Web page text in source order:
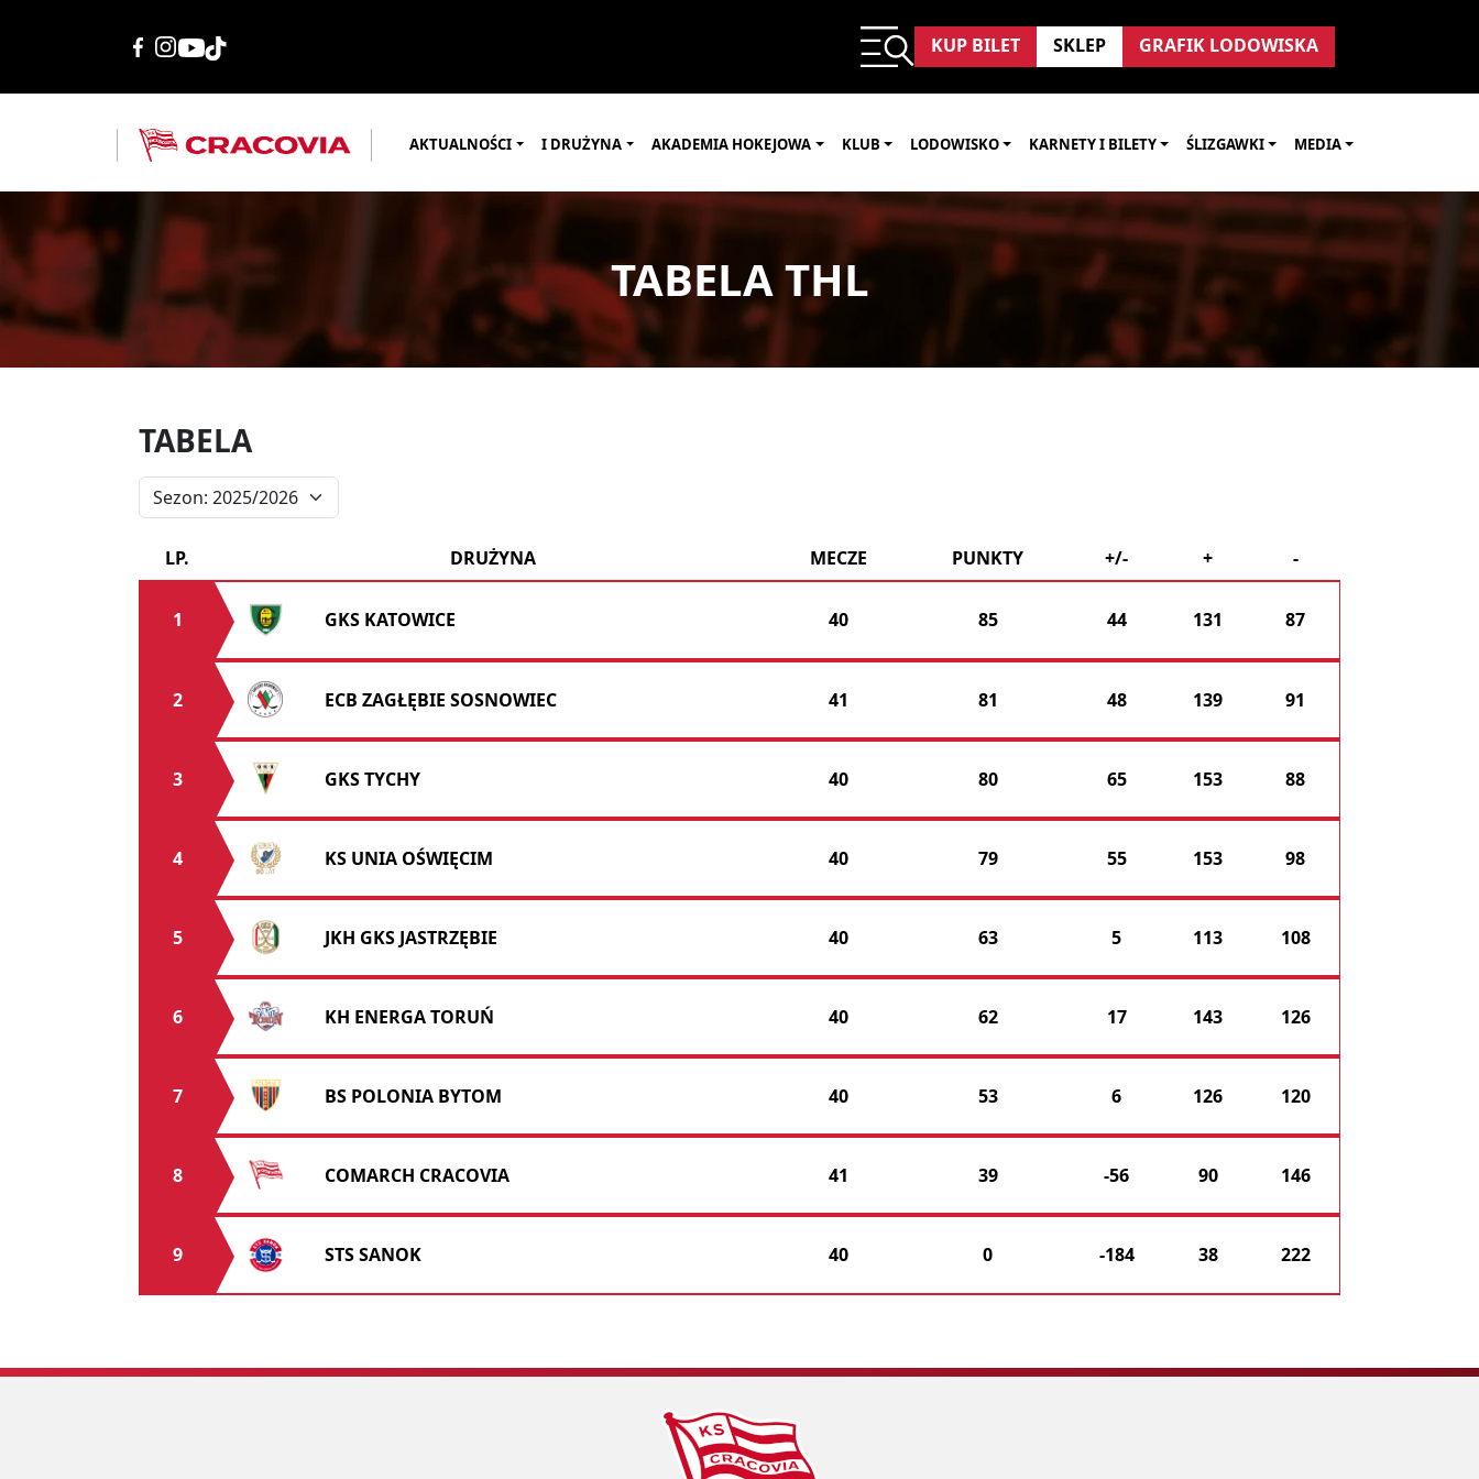
KUP BILET SKLEP GRAFIK LODOWISKA
AKTUALNOŚCI I DRUŻYNA AKADEMIA HOKEJOWA KLUB LODOWISKO KARNETY I BILETY ŚLIZGAWKI MEDIA
TABELA THL
TABELA
LP. DRUŻYNA MECZE PUNKTY +/- + -
1 GKS KATOWICE 40 85 44 131 87
2 ECB ZAGŁĘBIE SOSNOWIEC 41 81 48 139 91
3 GKS TYCHY 40 80 65 153 88
4 KS UNIA OŚWIĘCIM 40 79 55 153 98
5 JKH GKS JASTRZĘBIE 40 63 5 113 108
6 KH ENERGA TORUŃ 40 62 17 143 126
7 BS POLONIA BYTOM 40 53 6 126 120
8 COMARCH CRACOVIA 41 39 -56 90 146
9 STS SANOK 40 0 -184 38 222